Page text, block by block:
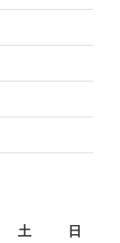
土 日